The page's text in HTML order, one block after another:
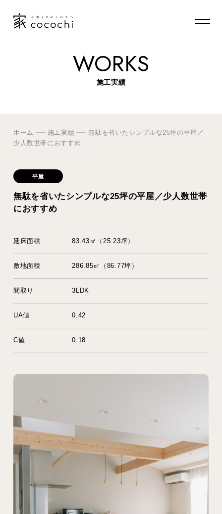
WORKS
施工実績
ホーム 施工実績
無駄を省いたシンプルな25坪の平屋／
少人数世帯におすすめ
平屋
無駄を省いたシンプルな25坪の平屋／少人数世帯
におすすめ
延床面積 83.43㎡（25.23坪）
敷地面積 286.85㎡（86.77坪）
間取り 3LDK
UA値 0.42
C値 0.18